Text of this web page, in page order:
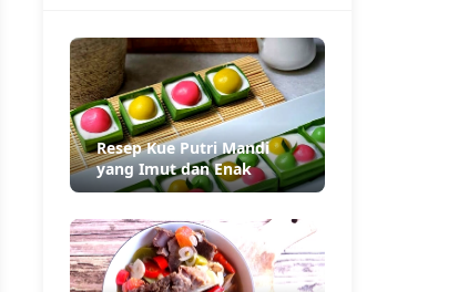
Resep Kue Putri Mandi
yang Imut dan Enak